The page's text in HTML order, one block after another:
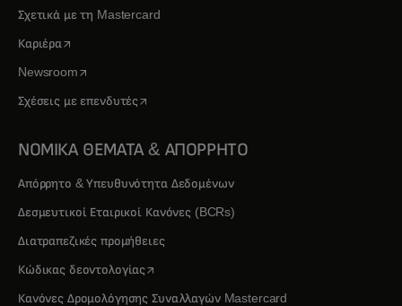
Σχετικά με τη Mastercard
Καριέραopens in a new tab
Newsroomopens in a new tab
Σχέσεις με επενδυτέςopens in a new tab
ΝΟΜΙΚΑ ΘΕΜΑΤΑ & ΑΠΟΡΡΗΤΟ
Απόρρητο & Υπευθυνότητα Δεδομένων
Δεσμευτικοί Εταιρικοί Κανόνες (BCRs)
Διατραπεζικές προμήθειες
Κώδικας δεοντολογίαςopens in a new tab
Κανόνες Δρομολόγησης Συναλλαγών Mastercard